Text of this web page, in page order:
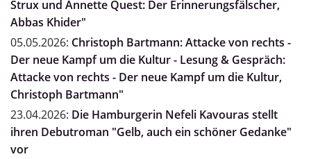
Strux und Annette Quest: Der Erinnerungsfälscher,
Abbas Khider"
05.05.2026: Christoph Bartmann: Attacke von rechts -
Der neue Kampf um die Kultur - Lesung & Gespräch:
Attacke von rechts - Der neue Kampf um die Kultur,
Christoph Bartmann"
23.04.2026: Die Hamburgerin Nefeli Kavouras stellt
ihren Debutroman "Gelb, auch ein schöner Gedanke"
vor